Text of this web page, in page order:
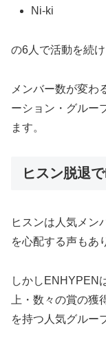
Ni-ki
の6人で活動を続
メンバー数が変わ
ーション・グルー
ます。
ヒスン脱退
ヒスンは人気メン
を心配する声もあ
しかしENHYPEN
上・数々の賞の
を持つ人気グルー